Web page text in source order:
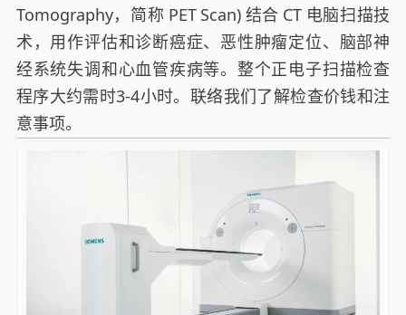
Tomography，简称 PET Scan) 结合 CT 电脑扫描技
术，用作评估和诊断癌症、恶性肿瘤定位、脑部神
经系统失调和心血管疾病等。整个正电子扫描检查
程序大约需时3-4小时。联络我们了解检查价钱和注
意事项。